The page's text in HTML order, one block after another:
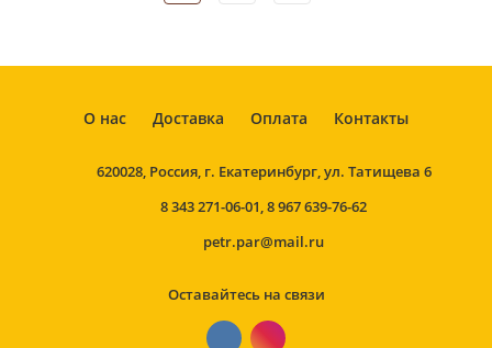
620028, Россия, г. Екатеринбург, ул. Татищева 6
8 343 271-06-01,8 967 639-76-62
petr.par@mail.ru
О нас Доставка Оплата Контакты
Оставайтесь на связи